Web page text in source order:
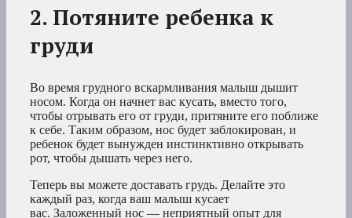
2. Потяните ребенка к
груди
Во время грудного вскармливания малыш дышит
носом. Когда он начнет вас кусать, вместо того,
чтобы отрывать его от груди, притяните его поближе
к себе. Таким образом, нос будет заблокирован, и
ребенок будет вынужден инстинктивно открывать
рот, чтобы дышать через него.
Теперь вы можете доставать грудь. Делайте это
каждый раз, когда ваш малыш кусает
вас. Заложенный нос — неприятный опыт для